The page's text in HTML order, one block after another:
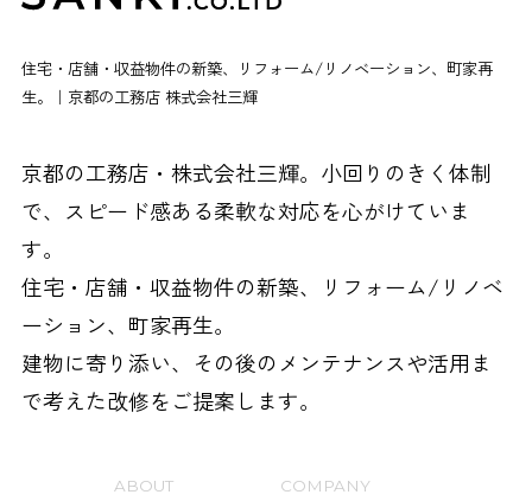
住宅・店舗・収益物件の新築、リフォーム/リノベーション、町家再
生。｜京都の工務店 株式会社三輝
京都の工務店・株式会社三輝。小回りのきく体制
で、スピード感ある柔軟な対応を心がけていま
す。
住宅・店舗・収益物件の新築、リフォーム/リノベ
ーション、町家再生。
建物に寄り添い、その後のメンテナンスや活用ま
で考えた改修をご提案します。
ABOUT COMPANY